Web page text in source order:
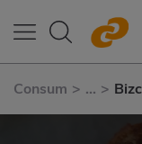
Consum > ... >